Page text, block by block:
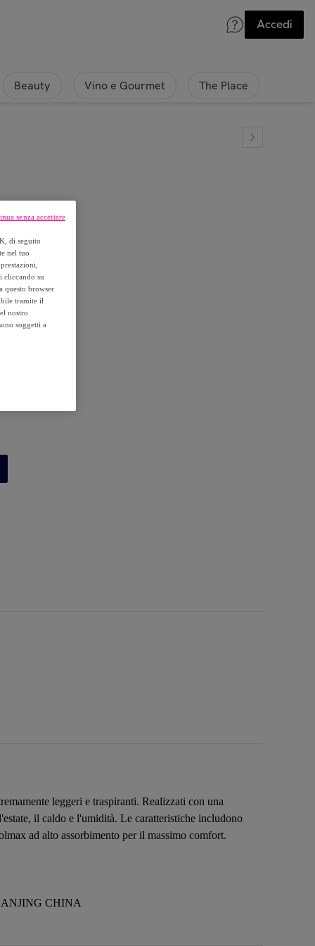
Accedi
Beauty Vino e Gourmet The Place
in verde
leggeri e traspiranti. Realizzati con una
il caldo e l'umidità. Le caratteristiche includono
ad alto assorbimento per il massimo comfort.
CHINA
di seguito
nel tuo
cliccando su
questo browser
tramite il
nostro
soggetti a
senza accettare